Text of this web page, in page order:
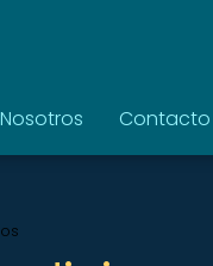
Contacto